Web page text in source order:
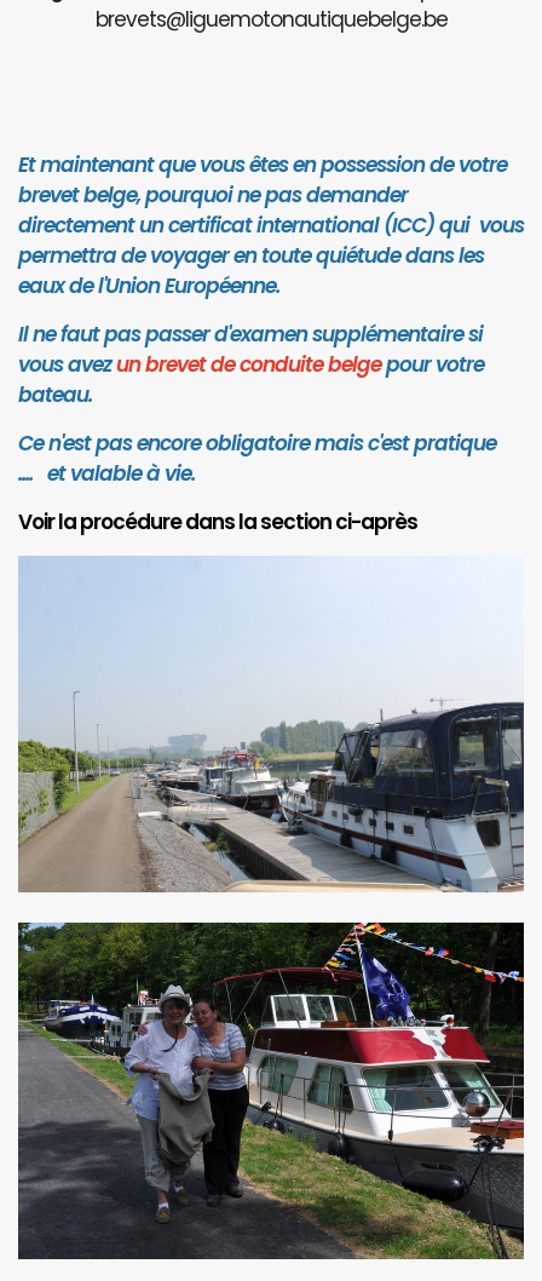
brevets@liguemotonautiquebelge.be
Et maintenant que vous êtes en possession de votre
brevet belge, pourquoi ne pas demander
directement un certificat international (ICC) qui vous
permettra de voyager en toute quiétude dans les
eaux de l'Union Européenne.
Il ne faut pas passer d'examen supplémentaire si
vous avezun brevet de conduite belgepour votre
bateau.
Ce n'est pas encore obligatoire mais c'est pratique
.... et valable à vie.
Voir la procédure dans la section ci-après